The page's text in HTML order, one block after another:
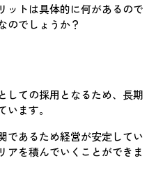
ットは具体的に何があるので
のでしょうか？
しての採用となるため、長期
ます。
であるため経営が安定してい
アを積んでいくことができま